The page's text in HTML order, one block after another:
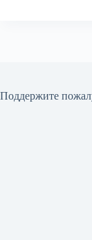
Поддержите